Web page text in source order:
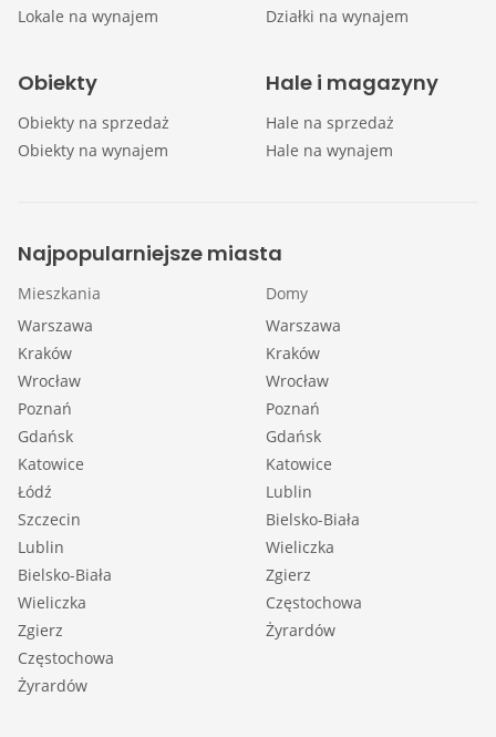
Lokale na wynajem
Działki na wynajem
Obiekty
Obiekty na sprzedaż
Obiekty na wynajem
Hale i magazyny
Hale na sprzedaż
Hale na wynajem
Najpopularniejsze miasta
Mieszkania
Warszawa
Kraków
Wrocław
Poznań
Gdańsk
Katowice
Łódź
Szczecin
Lublin
Bielsko-Biała
Wieliczka
Zgierz
Częstochowa
Żyrardów
Domy
Warszawa
Kraków
Wrocław
Poznań
Gdańsk
Katowice
Lublin
Bielsko-Biała
Wieliczka
Zgierz
Częstochowa
Żyrardów